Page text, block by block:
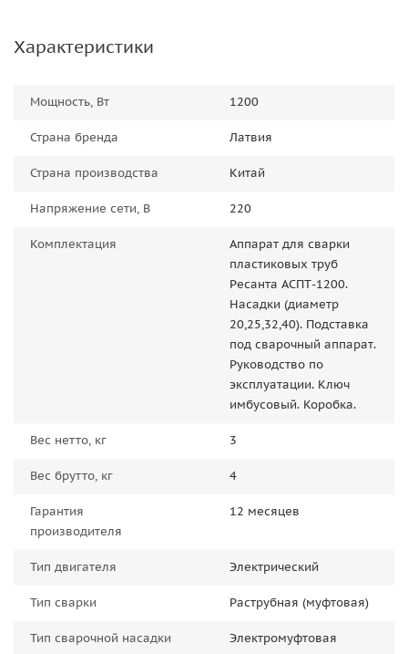
Характеристики
Мощность, Вт 1200
Страна бренда Латвия
Страна производства Китай
Напряжение сети, В 220
Комплектация
Аппарат для сварки
пластиковых труб
Ресанта АСПТ-1200.
Насадки (диаметр
20,25,32,40). Подставка
под сварочный аппарат.
Руководство по
эксплуатации. Ключ
имбусовый. Коробка.
Вес нетто, кг 3
Вес брутто, кг 4
Гарантия
производителя
12 месяцев
Тип двигателя Электрический
Тип сварки Раструбная (муфтовая)
Тип сварочной насадки Электромуфтовая